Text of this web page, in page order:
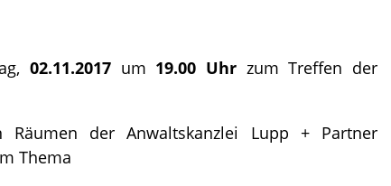
02.11.2017 um 19.00 Uhr zum Treffen der
der Anwaltskanzlei Lupp + Partner
Thema